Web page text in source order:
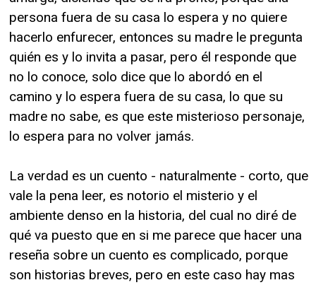
persona fuera de su casa lo espera y no quiere
hacerlo enfurecer, entonces su madre le pregunta
quién es y lo invita a pasar, pero él responde que
no lo conoce, solo dice que lo abordó en el
camino y lo espera fuera de su casa, lo que su
madre no sabe, es que este misterioso personaje,
lo espera para no volver jamás.
La verdad es un cuento - naturalmente - corto, que
vale la pena leer, es notorio el misterio y el
ambiente denso en la historia, del cual no diré de
qué va puesto que en si me parece que hacer una
reseña sobre un cuento es complicado, porque
son historias breves, pero en este caso hay mas